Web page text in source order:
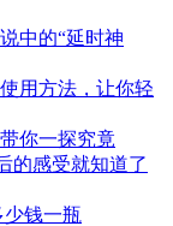
中的“延时神
用方法，让你轻
你一探究竟
的感受就知道了
钱一瓶